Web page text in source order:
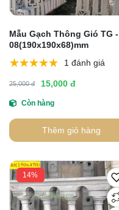
Mẫu Gạch Thông Gió TG -
08(190x190x68)mm
1 đánh giá
25,000 đ 15,000 đ
Còn hàng
Thêm giỏ hàng
14%